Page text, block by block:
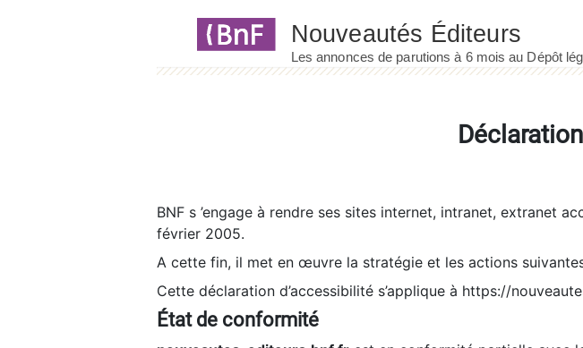
BNF s ’engage à rendre ses sites internet, intranet, extranet
février 2005.
A cette fin, il met en œuvre la stratégie et les actions
Cette déclaration d’accessibilité s’applique à https://
État de conformité